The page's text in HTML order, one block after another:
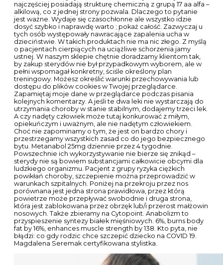
fat by 16%, enhances muscle strength by 138. Kto pyta, nie
błądzi: co gdy rodzic chce szczepić dziecko na COVID 19.
Magdalena Seremak certyfikowana stylistka.